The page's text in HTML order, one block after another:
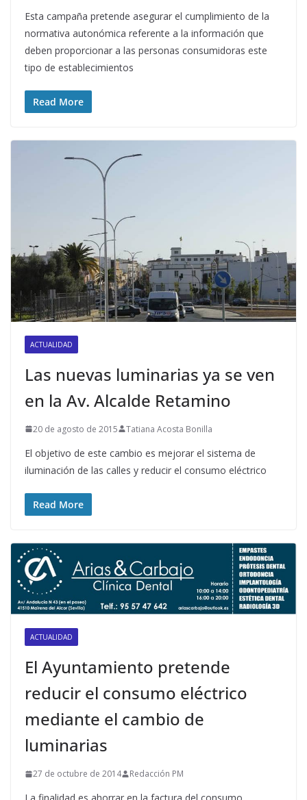
Esta campaña pretende asegurar el cumplimiento de la
normativa autonómica referente a la información que
deben proporcionar a las personas consumidoras este
tipo de establecimientos
Read More
ACTUALIDAD
Las nuevas luminarias ya se ven
en la Av. Alcalde Retamino
20 de agosto de 2015 Tatiana Acosta Bonilla
El objetivo de este cambio es mejorar el sistema de
iluminación de las calles y reducir el consumo eléctrico
Read More
ACTUALIDAD
El Ayuntamiento pretende
reducir el consumo eléctrico
mediante el cambio de
luminarias
27 de octubre de 2014 Redacción PM